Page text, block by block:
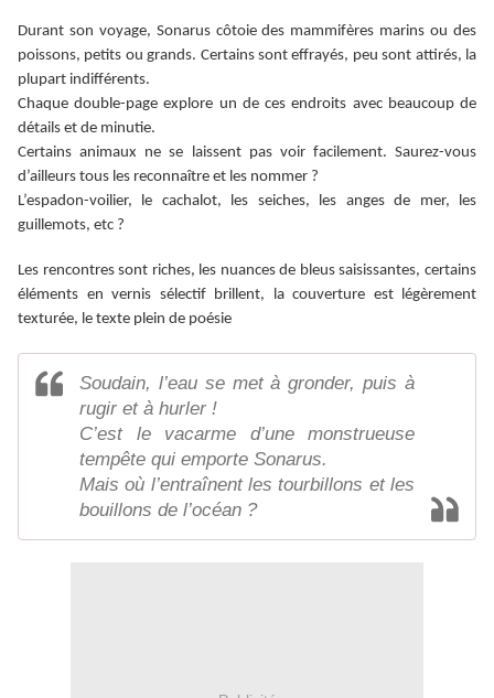
Durant son voyage, Sonarus côtoie des mammifères marins ou des
poissons, petits ou grands. Certains sont effrayés, peu sont attirés, la
plupart indifférents.
Chaque double-page explore un de ces endroits avec beaucoup de
détails et de minutie.
Certains animaux ne se laissent pas voir facilement. Saurez-vous
d’ailleurs tous les reconnaître et les nommer ?
L’espadon-voilier, le cachalot, les seiches, les anges de mer, les
guillemots, etc ?
Les rencontres sont riches, les nuances de bleus saisissantes, certains
éléments en vernis sélectif brillent, la couverture est légèrement
texturée, le texte plein de poésie
Soudain, l’eau se met à gronder, puis à
rugir et à hurler !
C’est le vacarme d’une monstrueuse
tempête qui emporte Sonarus.
Mais où l’entraînent les tourbillons et les
bouillons de l’océan ?